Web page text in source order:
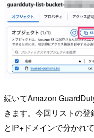
続いてAmazon
きます。今回リストの
とIP+ドメインで分かれ